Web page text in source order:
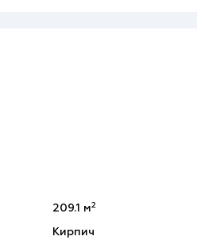
209.1 м2
Кирпич